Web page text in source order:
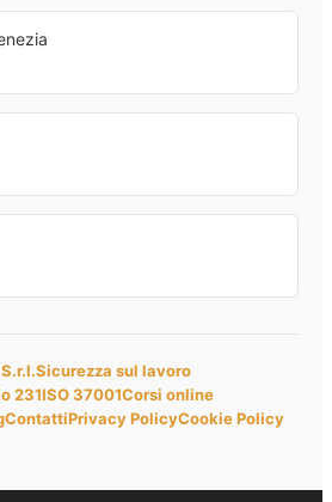
Sicurezza sul lavoro
231ISO 37001Corsi online
ContattiPrivacy PolicyCookie Policy